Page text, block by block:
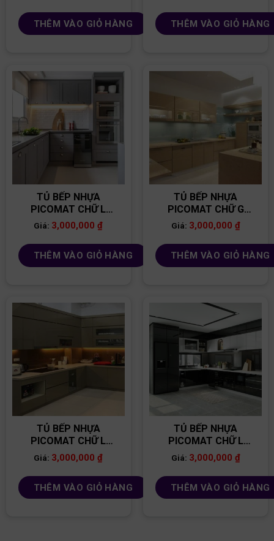
THÊM VÀO GIỎ HÀNG THÊM VÀO GIỎ HÀNG
TỦ BẾP NHỰA
PICOMAT CHỮ L
TB78
Giá: 3,000,000₫
THÊM VÀO GIỎ HÀNG
TỦ BẾP NHỰA
PICOMAT CHỮ G
TB90
Giá: 3,000,000 ₫
THÊM VÀO GIỎ HÀNG
TỦ BẾP NHỰA
PICOMAT CHỮ L
TB97
Giá: 3,000,000₫
THÊM VÀO GIỎ HÀNG
TỦ BẾP NHỰA
PICOMAT CHỮ L
TB95
Giá: 3,000,000 ₫
THÊM VÀO GIỎ HÀNG